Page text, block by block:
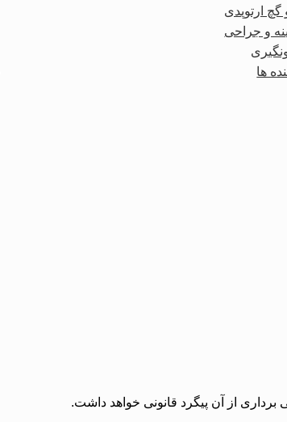
گچ ارتوپدی
و جراحی
ها
از آن پیگرد قانونی خواهد داشت.